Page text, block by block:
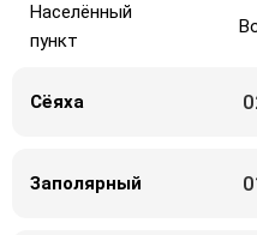
Населённый
пункт
Сёяха
Заполярный